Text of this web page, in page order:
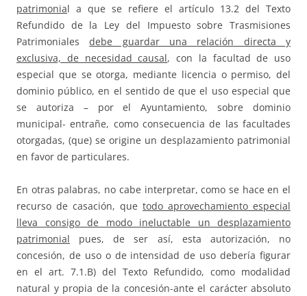
patrimonial a que se refiere el artículo 13.2 del Texto
Refundido de la Ley del Impuesto sobre Trasmisiones
Patrimonialesdebe guardar una relación directa y
exclusiva, de necesidad causal, con la facultad de uso
especial que se otorga, mediante licencia o permiso, del
dominio público, en el sentido de que el uso especial que
se autoriza – por el Ayuntamiento, sobre dominio
municipal- entrañe, como consecuencia de las facultades
otorgadas, (que) se origine un desplazamiento patrimonial
en favor de particulares.
En otras palabras, no cabe interpretar, como se hace en el
recurso de casación, que todo aprovechamiento especial
lleva consigo de modo ineluctable un desplazamiento
patrimonial pues, de ser así, esta autorización, no
concesión, de uso o de intensidad de uso debería figurar
en el art. 7.1.B) del Texto Refundido, como modalidad
natural y propia de la concesión-ante el carácter absoluto